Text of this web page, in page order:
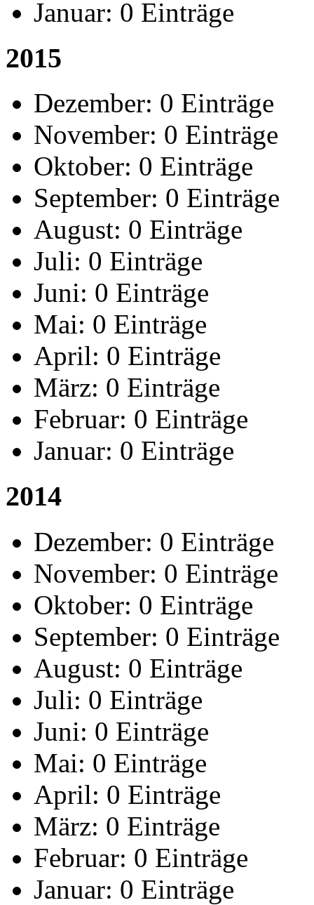
Januar: 0 Einträge
2015
Dezember: 0 Einträge
November: 0 Einträge
Oktober: 0 Einträge
September: 0 Einträge
August: 0 Einträge
Juli: 0 Einträge
Juni: 0 Einträge
Mai: 0 Einträge
April: 0 Einträge
März: 0 Einträge
Februar: 0 Einträge
Januar: 0 Einträge
2014
Dezember: 0 Einträge
November: 0 Einträge
Oktober: 0 Einträge
September: 0 Einträge
August: 0 Einträge
Juli: 0 Einträge
Juni: 0 Einträge
Mai: 0 Einträge
April: 0 Einträge
März: 0 Einträge
Februar: 0 Einträge
Januar: 0 Einträge